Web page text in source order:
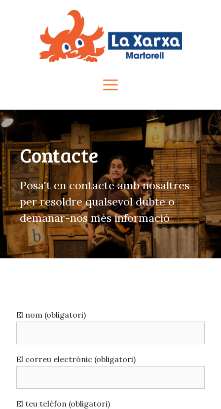
Contacte
Posa't en contacte amb nosaltres
per resoldre qualsevol dubte o
demanar-nos més informació
El nom (obligatori)
El correu electrònic (obligatori)
El teu telèfon (obligatori)